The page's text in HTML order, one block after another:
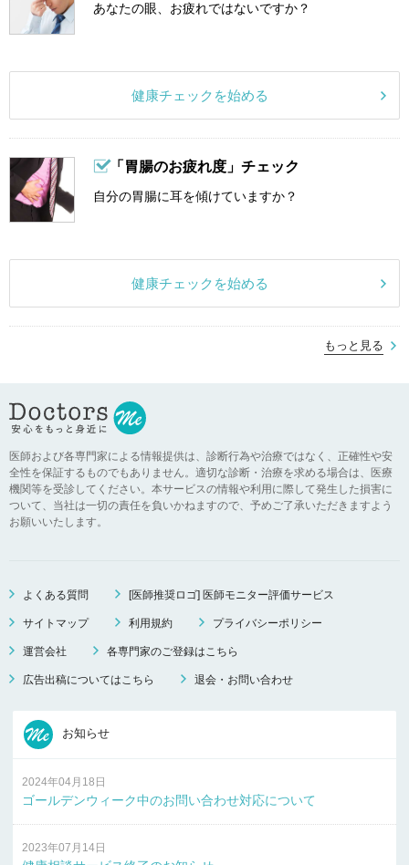
あなたの眼、お疲れではないですか？
健康チェックを始める
「胃腸のお疲れ度」チェック
自分の胃腸に耳を傾けていますか？
健康チェックを始める
もっと見る
医師および各専門家による情報提供は、診断行為や治療ではなく、正確性や安
全性を保証するものでもありません。適切な診断・治療を求める場合は、医療
機関等を受診してください。本サービスの情報や利用に際して発生した損害に
ついて、当社は一切の責任を負いかねますので、予めご了承いただきますよう
お願いいたします。
よくある質問 [医師推奨ロゴ] 医師モニター評価サービス
サイトマップ 利用規約 プライバシーポリシー
運営会社 各専門家のご登録はこちら
広告出稿についてはこちら 退会・お問い合わせ
お知らせ
2024年04月18日
ゴールデンウィーク中のお問い合わせ対応について
2023年07月14日